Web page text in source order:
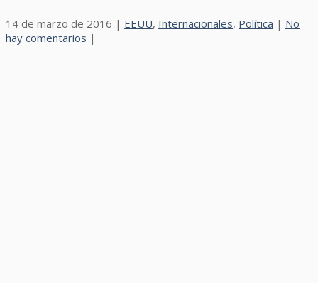
14 de marzo de 2016 | EEUU, Internacionales, Política | No
hay comentarios |